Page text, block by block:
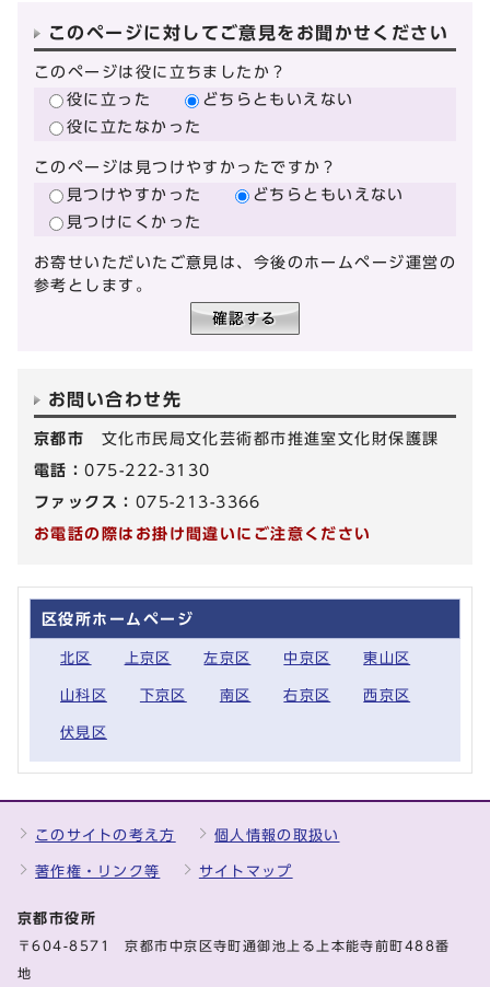
このページに対してご意見をお聞かせください
このページは役に立ちましたか？
役に立った
どちらともいえない
役に立たなかった
このページは見つけやすかったですか？
見つけやすかった
どちらともいえない
見つけにくかった
お寄せいただいたご意見は、今後のホームページ運営の
参考とします。
お問い合わせ先
京都市 文化市民局文化芸術都市推進室文化財保護課
電話：075-222-3130
ファックス： 075-213-3366
お電話の際はお掛け間違いにご注意ください
区役所ホームページ
北区 上京区 左京区 中京区 東山区
山科区 下京区 南区 右京区 西京区
伏見区
このサイトの考え方 個人情報の取扱い
著作権・リンク等 サイトマップ
京都市役所
〒604-8571 京都市中京区寺町通御池上る上本能寺前町488番
地